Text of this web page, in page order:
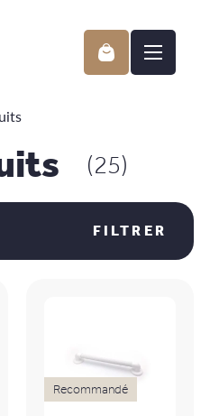
(25)
FILTRER
Recommandé